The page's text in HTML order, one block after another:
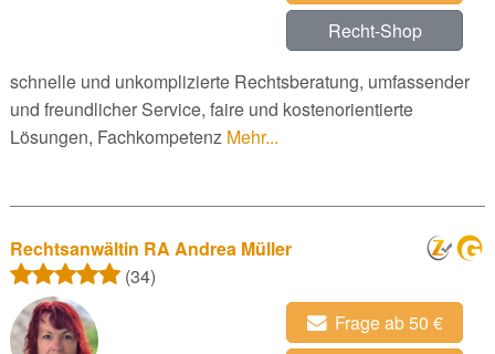
Recht-Shop
schnelle und unkomplizierte Rechtsberatung, umfassender
und freundlicher Service, faire und kostenorientierte
Lösungen, Fachkompetenz Mehr...
Rechtsanwältin RA Andrea Müller
(34)
Frage ab 50 €